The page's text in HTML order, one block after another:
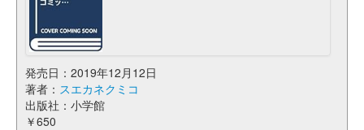
発売日：2019年12月12日
著者： スエカネクミコ
出版社：小学館
￥650